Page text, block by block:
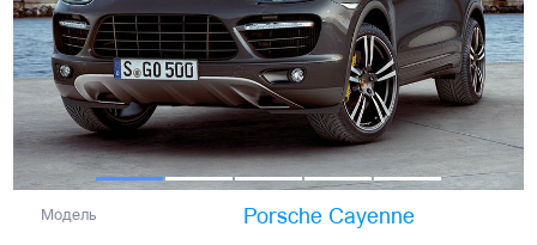
Модель Porsche Cayenne